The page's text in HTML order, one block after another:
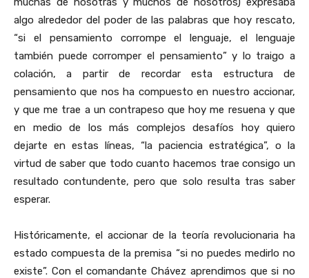
algo alrededor del poder de las palabras que hoy rescato,
“si el pensamiento corrompe el lenguaje, el lenguaje
también puede corromper el pensamiento” y lo traigo a
colación, a partir de recordar esta estructura de
pensamiento que nos ha compuesto en nuestro accionar,
y que me trae a un contrapeso que hoy me resuena y que
en medio de los más complejos desafíos hoy quiero
dejarte en estas líneas, “la paciencia estratégica”, o la
virtud de saber que todo cuanto hacemos trae consigo un
resultado contundente, pero que solo resulta tras saber
esperar.
Históricamente, el accionar de la teoría revolucionaria ha
estado compuesta de la premisa “si no puedes medirlo no
existe”. Con el comandante Chávez aprendimos que si no